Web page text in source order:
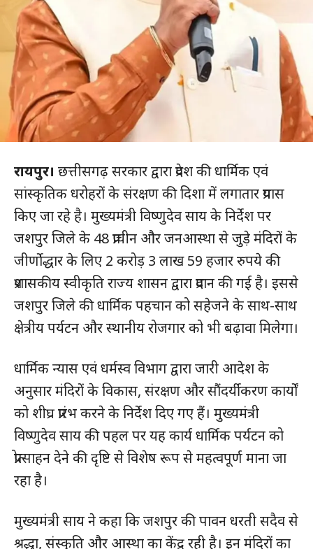
रायपुर। छत्तीसगढ़ सरकार द्वारा प्रदेश की धार्मिक एवं
सांस्कृतिक धरोहरों के संरक्षण की दिशा में लगातार प्रयास
किए जा रहे है। मुख्यमंत्री विष्णुदेव साय के निर्देश पर
जशपुर जिले के 48 प्राचीन और जनआस्था से जुड़े मंदिरों के
जीर्णाेद्धार के लिए 2 करोड़ 3 लाख 59 हजार रुपये की
प्रशासकीय स्वीकृति राज्य शासन द्वारा प्रदान की गई है। इससे
जशपुर जिले की धार्मिक पहचान को सहेजने के साथ-साथ
क्षेत्रीय पर्यटन और स्थानीय रोजगार को भी बढ़ावा मिलेगा।
धार्मिक न्यास एवं धर्मस्व विभाग द्वारा जारी आदेश के
अनुसार मंदिरों के विकास, संरक्षण और सौंदर्यीकरण कार्यों
को शीघ्र प्रारंभ करने के निर्देश दिए गए हैं। मुख्यमंत्री
विष्णुदेव साय की पहल पर यह कार्य धार्मिक पर्यटन को
प्रोत्साहन देने की दृष्टि से विशेष रूप से महत्वपूर्ण माना जा
रहा है।
मुख्यमंत्री साय ने कहा कि जशपुर की पावन धरती सदैव से
श्रद्धा, संस्कृति और आस्था का केंद्र रही है। इन मंदिरों का